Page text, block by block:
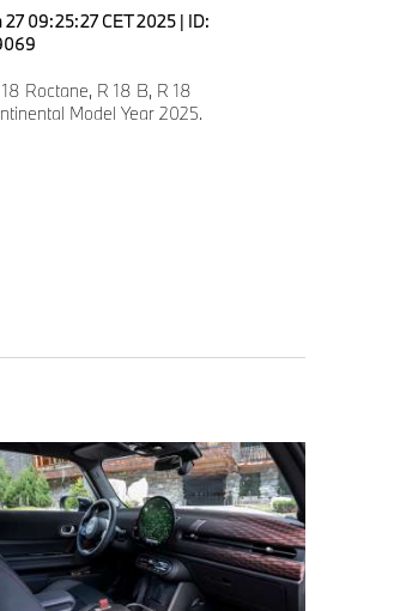
27 09:25:27 CET 2025 | ID:
Roctane, R 18 B, R 18
Model Year 2025.